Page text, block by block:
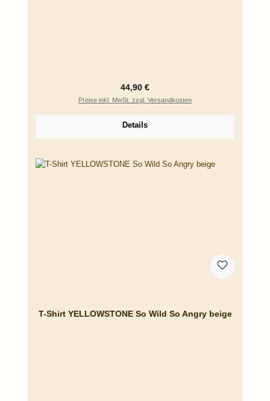
Regulärer Preis:
44,90 €
Preise inkl. MwSt. zzgl. Versandkosten
Details
T-Shirt YELLOWSTONE So Wild So Angry beige